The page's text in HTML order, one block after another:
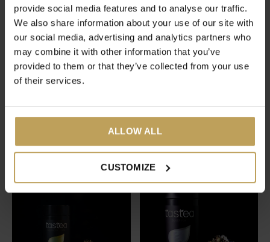
provide social media features and to analyse our traffic.
We also share information about your use of our site with
our social media, advertising and analytics partners who
may combine it with other information that you’ve
provided to them or that they’ve collected from your use
of their services.
ALLOW ALL
CUSTOMIZE
Women's Pause
Kruidenthee voor tijdens de
€27,95
Blue Unicorn
Vruchtenthee met popcorn
voor kids
€17,95